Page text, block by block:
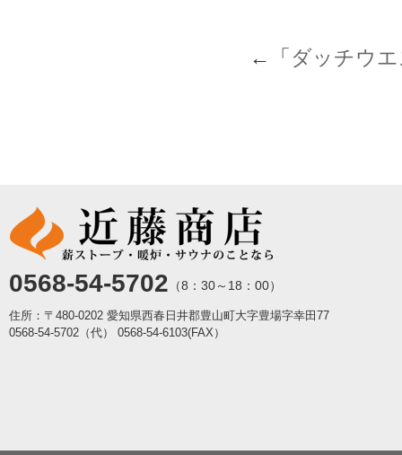
←「 ダッチウ
0568-54-5702 （8：30～18：00）
住所：〒480-0202 愛知県西春日井郡豊山町大字豊場字幸田77
0568-54-5702（代）
0568-54-6103(FAX）